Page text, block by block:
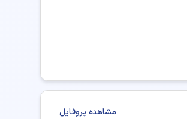
مشاهده پروفایل